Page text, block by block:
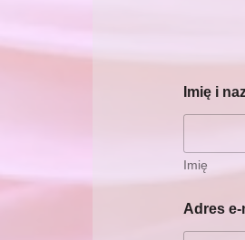
Imię i
Imię
Adres e-